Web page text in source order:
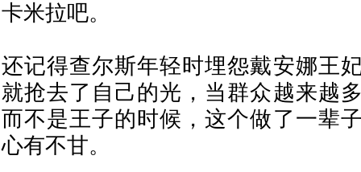
卡米拉吧。
还记得查尔斯年轻时埋怨戴安娜王
就抢去了自己的光，当群众越来越
而不是王子的时候，这个做了一辈
心有不甘。